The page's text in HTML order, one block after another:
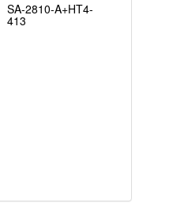
SA-2810-A+HT4-
413